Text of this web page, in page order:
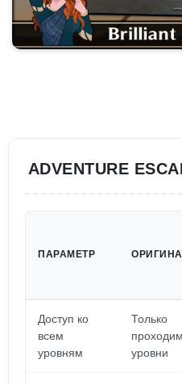
ADVENTURE
ПАРАМЕТР
Доступ ко
всем
уровням
Только
уровни